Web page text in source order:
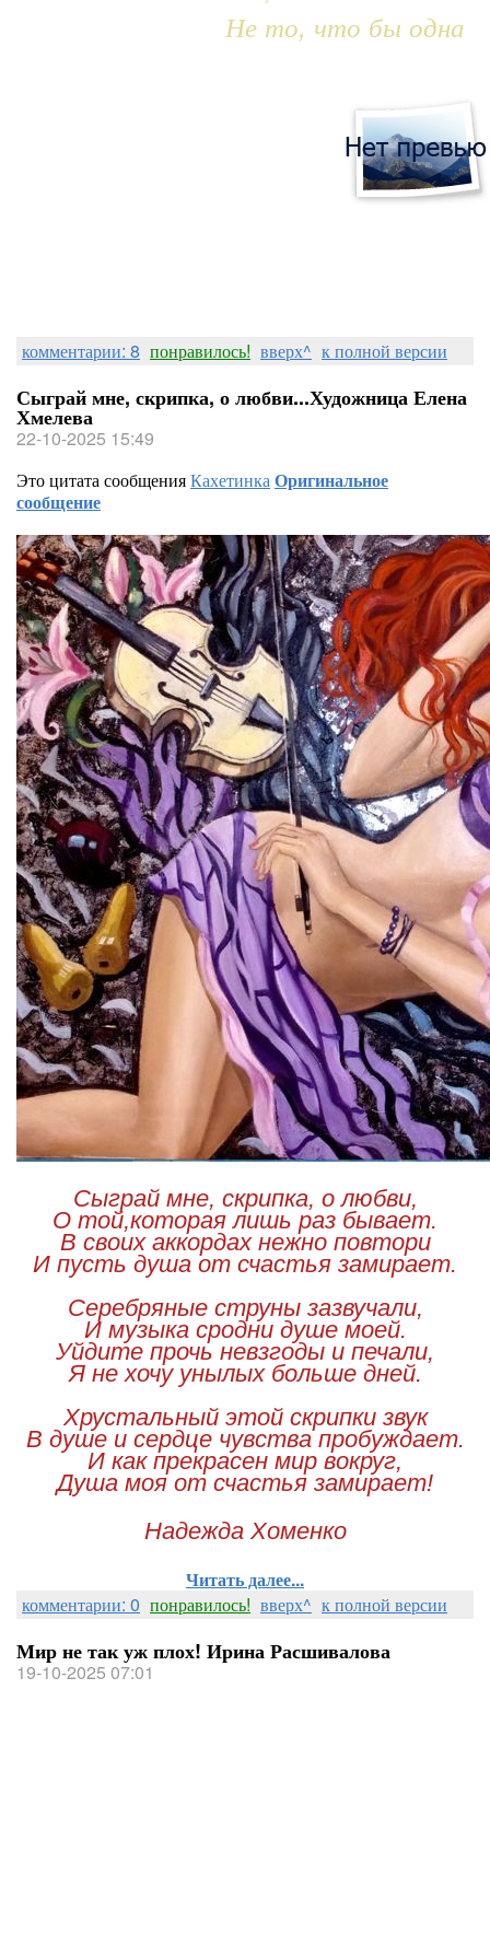
Не то, что бы одна
комментарии: 8 понравилось! вверх^ к полной версии
Сыграй мне, скрипка, о любви...Художница Елена
Хмелева
22-10-2025 15:49
Это цитата сообщенияКахетинкаОригинальное
сообщение
Сыграй мне, скрипка, о любви,
О той,которая лишь раз бывает.
В своих аккордах нежно повтори
И пусть душа от счастья замирает.
Серебряные струны зазвучали,
И музыка сродни душе моей.
Уйдите прочь невзгоды и печали,
Я не хочу унылых больше дней.
Хрустальный этой скрипки звук
В душе и сердце чувства пробуждает.
И как прекрасен мир вокруг,
Душа моя от счастья замирает!
Надежда Хоменко
Читать далее...
комментарии: 0 понравилось! вверх^ к полной версии
Мир не так уж плох! Ирина Расшивалова
19-10-2025 07:01